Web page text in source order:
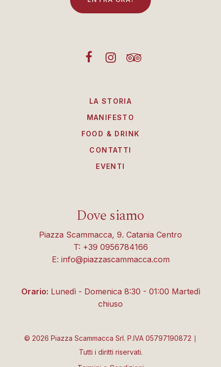
LA STORIA
MANIFESTO
FOOD & DRINK
CONTATTI
EVENTI
Dove siamo
Piazza Scammacca, 9. Catania Centro
T: +39 0956784166
E: info@piazzascammacca.com
Orario: Lunedì - Domenica 8:30 - 01:00 Martedì
chiuso
© 2026 Piazza Scammacca Srl. P.IVA 05797190872 ∣
Tutti i diritti riservati.